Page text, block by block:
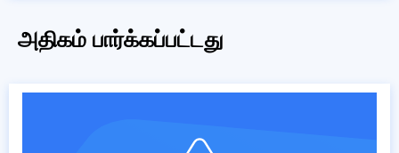
அதிகம் பார்க்கப்பட்டது